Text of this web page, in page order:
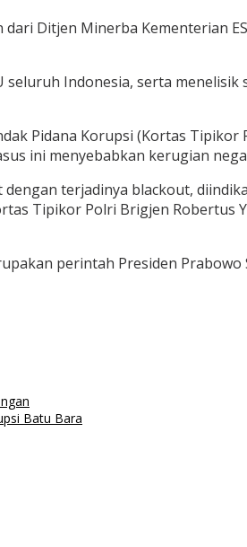
Ditjen Minerba Kementerian
Indonesia, serta
Pidana Korupsi (Kortas
ini menyebabkan kerugian
terjadinya blackout,
Tipikor Polri Brigjen Robertus
perintah Presiden
Batu Bara